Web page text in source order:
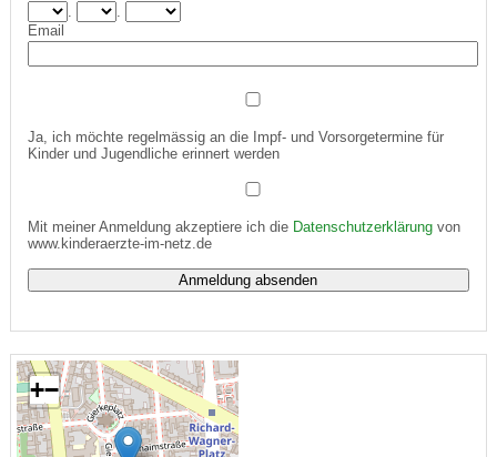
Email
Ja, ich möchte regelmässig an die Impf- und Vorsorgetermine für
Kinder und Jugendliche erinnert werden
Mit meiner Anmeldung akzeptiere ich die Datenschutzerklärungvon
www.kinderaerzte-im-netz.de
+−